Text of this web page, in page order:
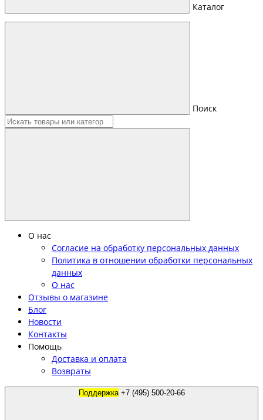
Каталог
Поиск
О нас
Согласие на обработку персональных данных
Политика в отношении обработки персональных
данных
О нас
Отзывы о магазине
Блог
Новости
Контакты
Помощь
Доставка и оплата
Возвраты
Поддержка +7 (495) 500-20-66